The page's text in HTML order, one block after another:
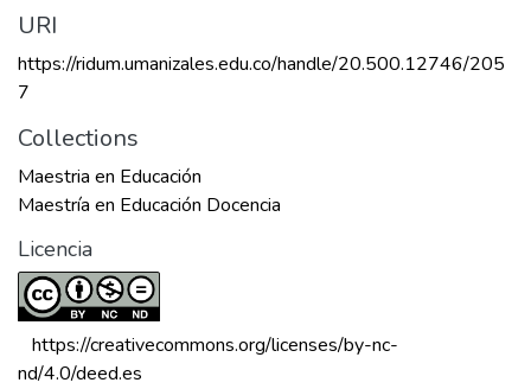
URI
https://ridum.umanizales.edu.co/handle/20.500.12746/205
7
Collections
Maestria en Educación
Maestría en Educación Docencia
Licencia
https://creativecommons.org/licenses/by-nc-
nd/4.0/deed.es